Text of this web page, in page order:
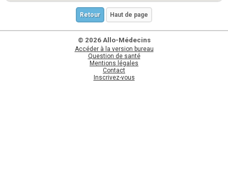
Retour Haut de page
© 2026 Allo-Médecins
Accéder à la version bureau
Question de santé
Mentions légales
Contact
Inscrivez-vous